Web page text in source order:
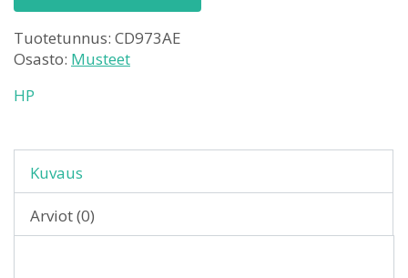
Tuotetunnus: CD973AE
Osasto: Musteet
HP
Kuvaus
Arviot (0)